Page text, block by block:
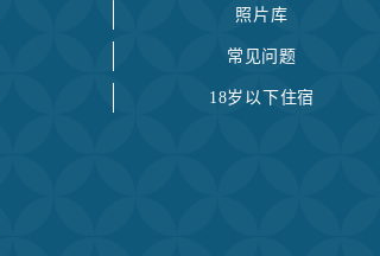
照片库
常见问题
18岁以下住宿